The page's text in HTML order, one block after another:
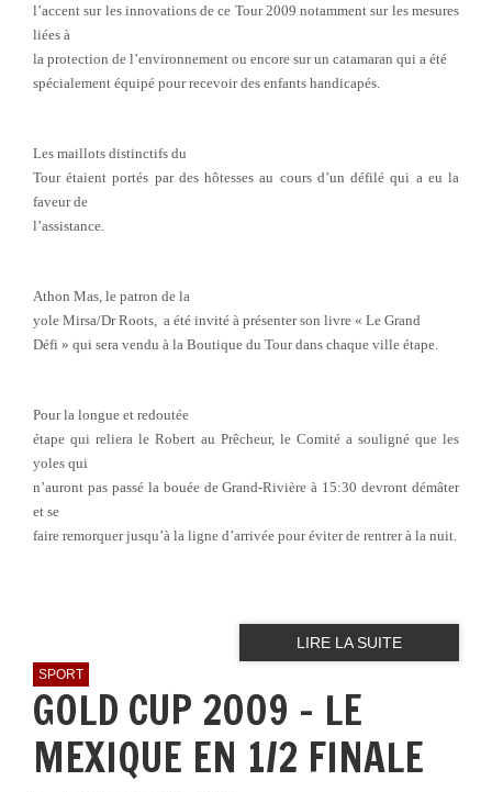
l’accent sur les innovations de ce Tour 2009 notamment sur les mesures
liées à
la protection de l’environnement ou encore sur un catamaran qui a été
spécialement équipé pour recevoir des enfants handicapés.
Les maillots distinctifs du
Tour étaient portés par des hôtesses au cours d’un défilé qui a eu la
faveur de
l’assistance.
Athon Mas, le patron de la
yole Mirsa/Dr Roots, a été invité à présenter son livre « Le Grand
Défi » qui sera vendu à la Boutique du Tour dans chaque ville étape.
Pour la longue et redoutée
étape qui reliera le Robert au Prêcheur, le Comité a souligné que les
yoles qui
n’auront pas passé la bouée de Grand-Rivière à 15:30 devront démâter
et se
faire remorquer jusqu’à la ligne d’arrivée pour éviter de rentrer à la nuit.
LIRE LA SUITE
SPORT
GOLD CUP 2009 - LE
MEXIQUE EN 1/2 FINALE